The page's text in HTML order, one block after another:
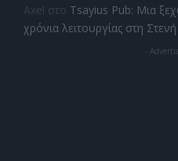
Axel στο Tsayius Pub: Μια
χρόνια λειτουργίας στη
-